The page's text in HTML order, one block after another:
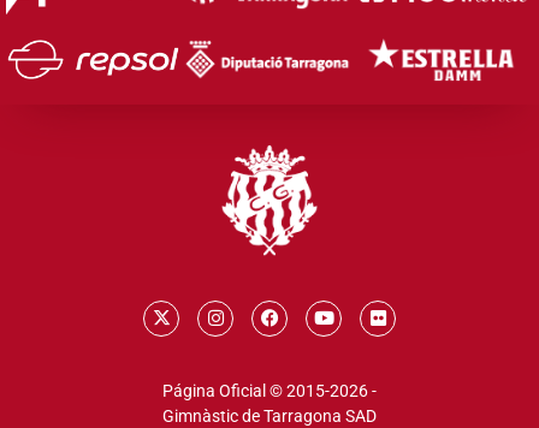
Página Oficial © 2015-2026 -
Gimnàstic de Tarragona SAD